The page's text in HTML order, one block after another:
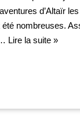
d’Altaïr
été nombreuses.
Lire la suite »